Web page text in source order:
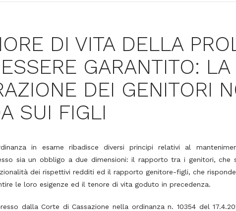
DI VITA DELLA
GARANTITO: LA
DEI GENITORI
SUI FIGLI
in esame ribadisce diversi principi relativi al
sia un obbligo a due dimensioni: il rapporto tra i genitori, che
dei rispettivi redditi ed il rapporto genitore-figli, che
le loro esigenze ed il tenore di vita goduto in precedenza.
dalla Corte di Cassazione nella ordinanza n. 10354 del